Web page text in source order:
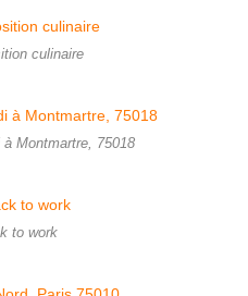
culinaire
Montmartre, 75018
to work